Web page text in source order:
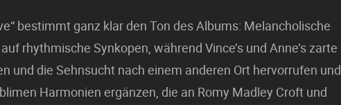
bestimmt ganz klar den Ton des Albums: Melancholische
rhythmische Synkopen, während Vince’s und Anne’s zarte
und die Sehnsucht nach einem anderen Ort hervorrufen und
Harmonien ergänzen, die an Romy Madley Croft und